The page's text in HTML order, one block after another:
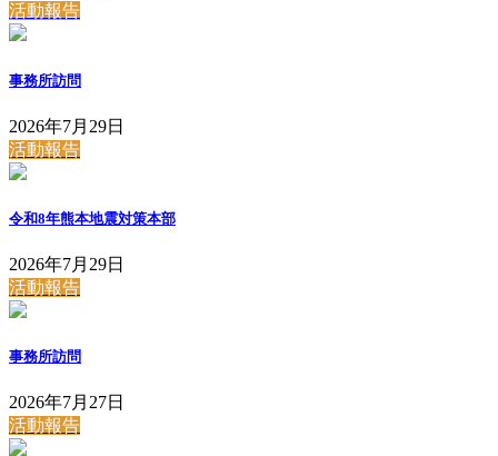
活動報告
事務所訪問
2026年7月29日
活動報告
令和8年熊本地震対策本部
2026年7月29日
活動報告
事務所訪問
2026年7月27日
活動報告